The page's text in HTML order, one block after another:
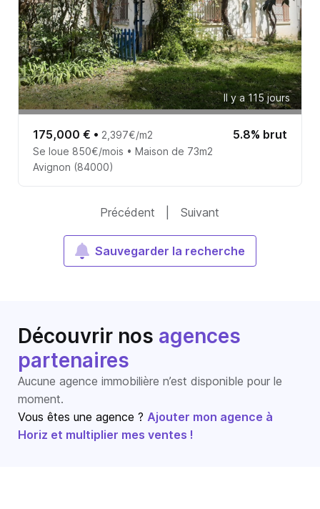
Il y a 115 jours
175,000 € • 2,397€/m2 5.8% brut
Se loue 850€/mois • Maison de 73m2
Avignon (84000)
Précédent Suivant
Sauvegarder la recherche
Découvrir nos agences
partenaires
Aucune agence immobilière n’est disponible pour le
moment.
Vous êtes une agence ? Ajouter mon agence à
Horiz et multiplier mes ventes !